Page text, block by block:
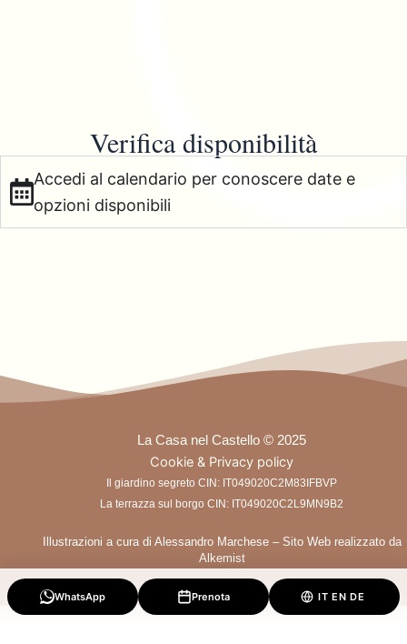
Verifica disponibilità
Accedi al calendario per conoscere date e
opzioni disponibili
La Casa nel Castello © 2025
Cookie & Privacy policy
Il giardino segreto CIN: IT049020C2M83IFBVP
La terrazza sul borgo CIN: IT049020C2L9MN9B2
Illustrazioni a cura di Alessandro Marchese – Sito Web realizzato da
Alkemist
WhatsApp Prenota IT EN DE